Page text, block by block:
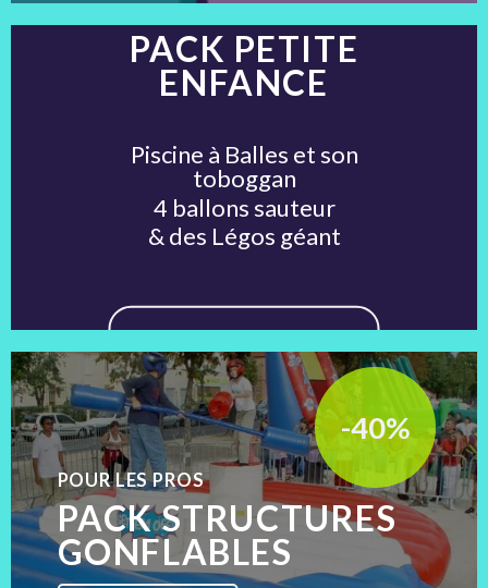
PACK PETITE
ENFANCE
Piscine à Balles et son
toboggan
4 ballons sauteur
& des Légos géant
Réservez vite
229€
POUR LES PROS
PACK STRUCTURES
GONFLABLES
-40%